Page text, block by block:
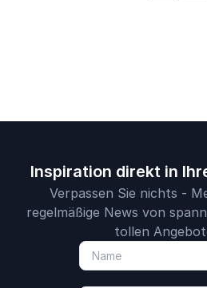
Inspiration direkt in
Verpassen Sie nichts -
regelmäßige News von
tollen